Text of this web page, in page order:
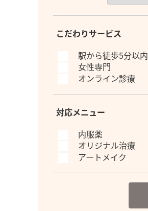
こだわりサービス
駅から徒歩5分以内
女性専門
オンライン診療
対応メニュー
内服薬
オリジナル治療
アートメイク